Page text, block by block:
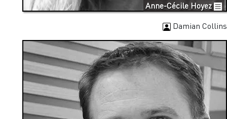
Anne-Cécile Hoyez
Damian Collins